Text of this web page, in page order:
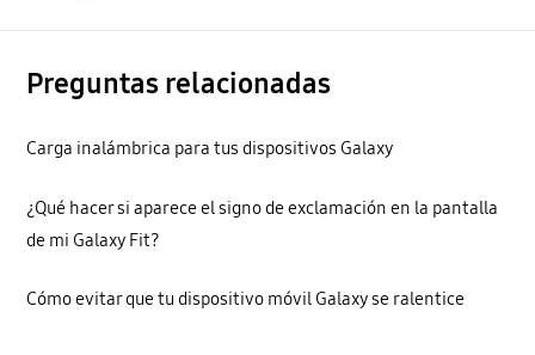
Preguntas relacionadas
Carga inalámbrica para tus dispositivos Galaxy
¿Qué hacer si aparece el signo de exclamación en la pantalla
de mi Galaxy Fit?
Cómo evitar que tu dispositivo móvil Galaxy se ralentice